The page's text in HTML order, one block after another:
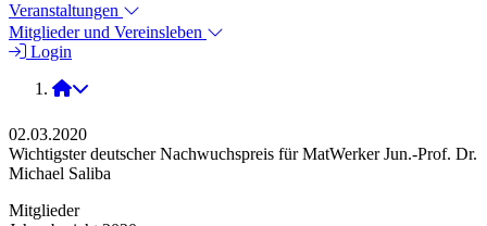
Veranstaltungen
Mitglieder und Vereinsleben
Login
2020
02.03.2020
Wichtigster deutscher Nachwuchspreis für MatWerker Jun.-Prof. Dr.
Michael Saliba
Mitglieder